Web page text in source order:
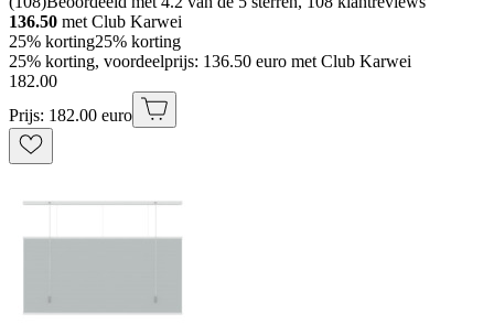
136.50 met Club Karwei
25% korting25% korting
25% korting, voordeelprijs: 136.50 euro met Club Karwei
182.00
Prijs: 182.00 euro